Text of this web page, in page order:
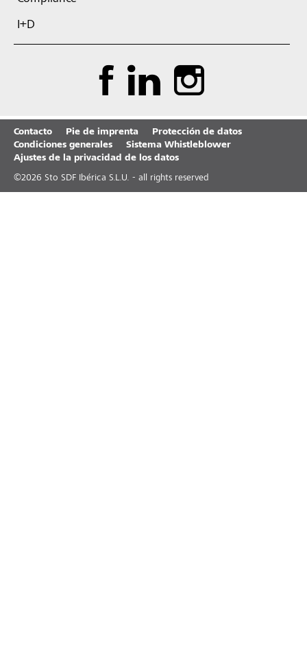
I+D
Contacto Pie de imprenta
Protección de datos
Condiciones generales
Sistema Whistleblower
Ajustes de la privacidad de los datos
©2026 Sto SDF Ibérica S.L.U. - all rights reserved